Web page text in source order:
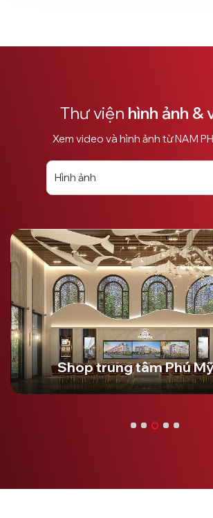
Thư viện hình ảnh &
Xem video và hình ảnh từ NAM
Shop trung tâm Phú